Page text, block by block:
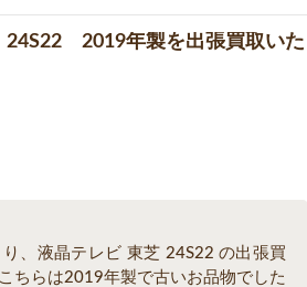
2019年製を出張買取いた
、液晶テレビ 東芝 24S22 の出張買
ちらは2019年製で古いお品物でした